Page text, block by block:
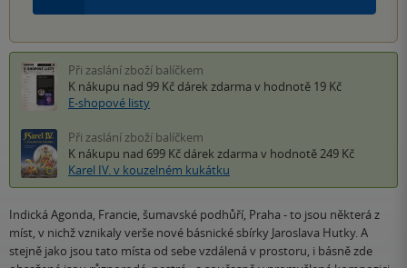
Při zaslání zboží balíčkem
K nákupu nad 99 Kč dárek zdarma v hodnotě 19 Kč
E-shopové listy
Při zaslání zboží balíčkem
K nákupu nad 699 Kč dárek zdarma v hodnotě 249 Kč
Karel IV. v kouzelném kukátku
Indická Agonda, Francie, šumavské podhůří, Praha - to jsou některá z
míst, v nichž vznikaly verše nové básnické sbírky Jaroslava Hutky. A
stejně jako jsou tato místa od sebe vzdálená v prostoru, i básně zde